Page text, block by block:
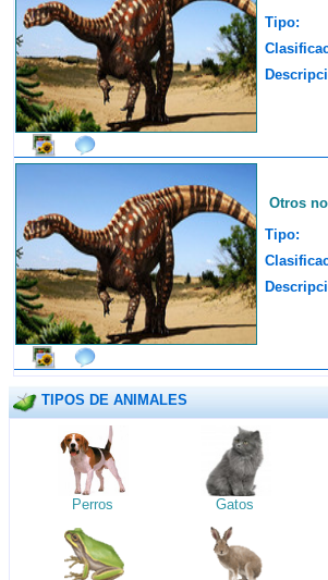
Tipo:
Otros
Tipo:
TIPOS DE ANIMALES
Perros Gatos